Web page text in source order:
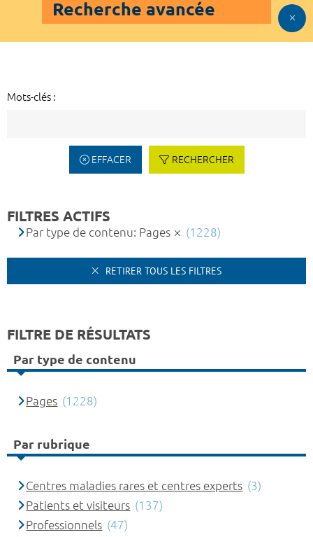
Recherche avancée
Mots-clés :
EFFACER RECHERCHER
FILTRES ACTIFS
Par type de contenu: Pages (1228)
RETIRER TOUS LES FILTRES
FILTRE DE RÉSULTATS
Par type de contenu
Pages (1228)
Par rubrique
Centres maladies rares et centres experts (3)
Patients et visiteurs (137)
Professionnels (47)